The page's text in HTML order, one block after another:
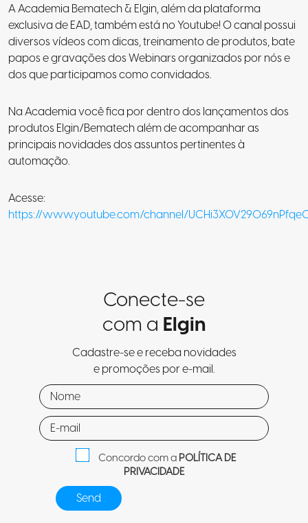
A Academia Bematech & Elgin, além da plataforma
exclusiva de EAD, também está no Youtube! O canal possui
diversos vídeos com dicas, treinamento de produtos, bate
papos e gravações dos Webinars organizados por nós e
dos que participamos como convidados.
Na Academia você fica por dentro dos lançamentos dos
produtos Elgin/Bematech além de acompanhar as
principais novidades dos assuntos pertinentes à
automação.
Acesse:
https://www.youtube.com/channel/
Conecte-se
com a Elgin
Cadastre-se e receba novidades
e promoções por e-mail.
Concordo com aPOLÍTICA DE
PRIVACIDADE